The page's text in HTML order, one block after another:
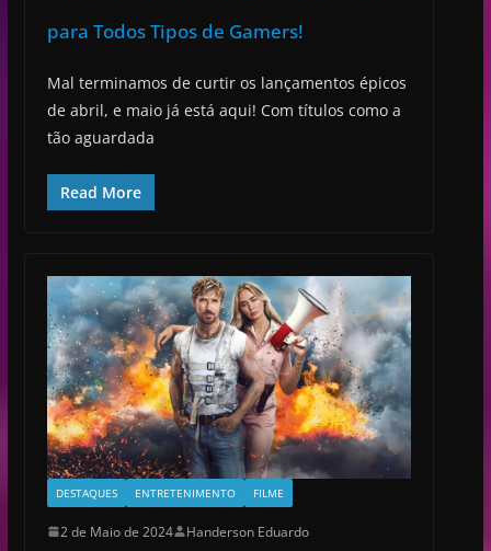
para Todos Tipos de Gamers!
Mal terminamos de curtir os lançamentos épicos
de abril, e maio já está aqui! Com títulos como a
tão aguardada
Read More
DESTAQUES ENTRETENIMENTO FILME
2 de Maio de 2024 Handerson Eduardo